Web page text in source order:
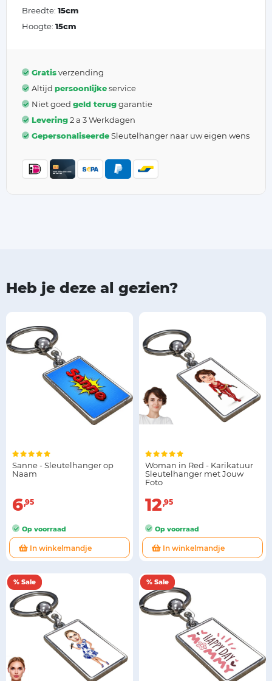
Breedte: 15cm
Hoogte: 15cm
Gratisverzending
Altijd persoonlijkeservice
Niet goed geld teruggarantie
Levering2 a 3 Werkdagen
GepersonaliseerdeSleutelhanger naar uw eigen wens
Heb je deze al gezien?
Sanne - Sleutelhanger op
Naam
6 95
Op voorraad
In winkelmandje
Woman in Red - Karikatuur
Sleutelhanger met Jouw
Foto
12 95
Op voorraad
In winkelmandje
% Sale % Sale